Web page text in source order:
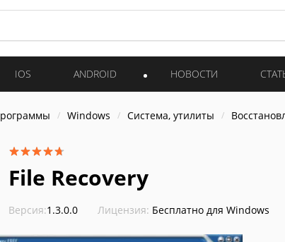
IOS ANDROID НОВОСТИ
Windows Система, утилиты
File Recovery
Версия:1.3.0.0 Лицензия: Бесплатно для Windows